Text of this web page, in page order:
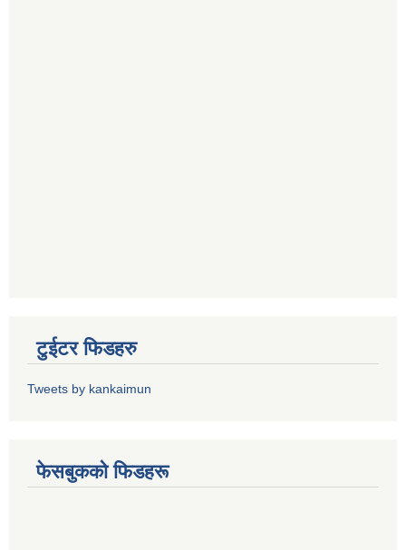
टुईटर फिडहरु
Tweets by kankaimun
फेसबुकको फिडहरू